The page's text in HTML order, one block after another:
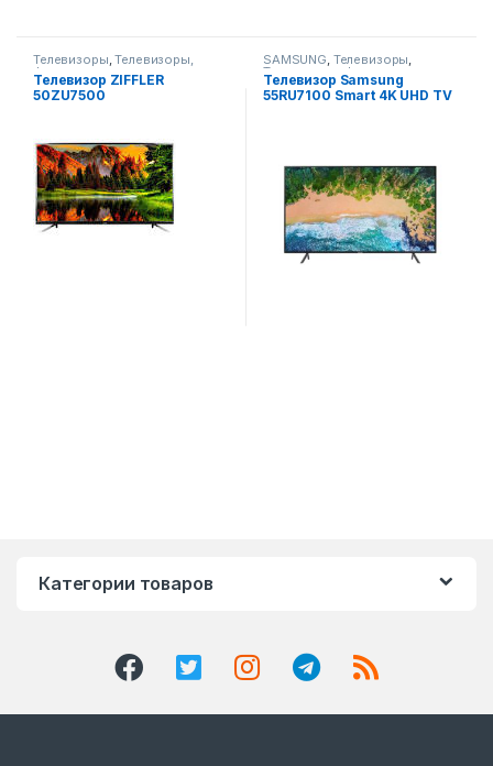
Телевизоры,Телевизоры,
фото-видео и аудио
Телевизор ZIFFLER
50ZU7500
SAMSUNG, Телевизоры,
Телевизоры, фото-видео и
аудио
Телевизор Samsung
55RU7100 Smart 4K UHD TV
Категории товаров